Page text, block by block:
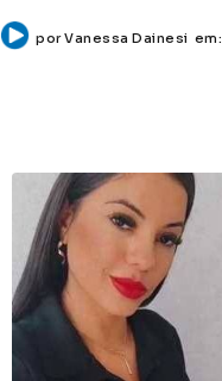
porVanessa Dainesi em: